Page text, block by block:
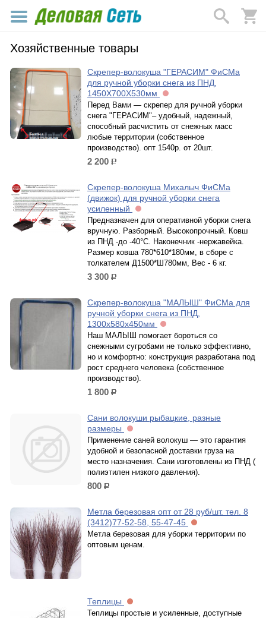
Хозяйственные товары
Скрепер-волокуша "ГЕРАСИМ" ФиСМа
для ручной уборки снега из ПНД,
1450Х700Х530мм
Перед Вами ― скрепер для ручной уборки
снега "ГЕРАСИМ"– удобный, надежный,
способный расчистить от снежных масс
любые территории (собственное
производство). опт 1540р. от 20шт.
2 200 р.
Скрепер-волокуша Михалыч ФиСМа
(движок) для ручной уборки снега
усиленный
Предназначен для оперативной уборки снега
вручную. Разборный. Высокопрочный. Ковш
из ПНД -до -40°С. Наконечник -нержавейка.
Размер ковша 780*610*180мм, в сборе с
толкателем Д1500*Ш780мм, Вес - 6 кг.
3 300 р.
Скрепер-волокуша "МАЛЫШ" ФиСМа для
ручной уборки снега из ПНД,
1300х580х450мм
Наш МАЛЫШ помогает бороться со
снежными сугробами не только эффективно,
но и комфортно: конструкция разработана под
рост среднего человека (собственное
производство).
1 800 р.
Сани волокуши рыбацкие, разные
размеры
Применение саней волокуш — это гарантия
удобной и безопасной доставки груза на
место назначения. Сани изготовлены из ПНД (
полиэтилен низкого давления).
800 р.
Метла березовая опт от 28 руб/шт. тел. 8
(3412)77-52-58, 55-47-45
Метла березовая для уборки территории по
оптовым ценам.
Теплицы
Теплицы простые и усиленные, доступные